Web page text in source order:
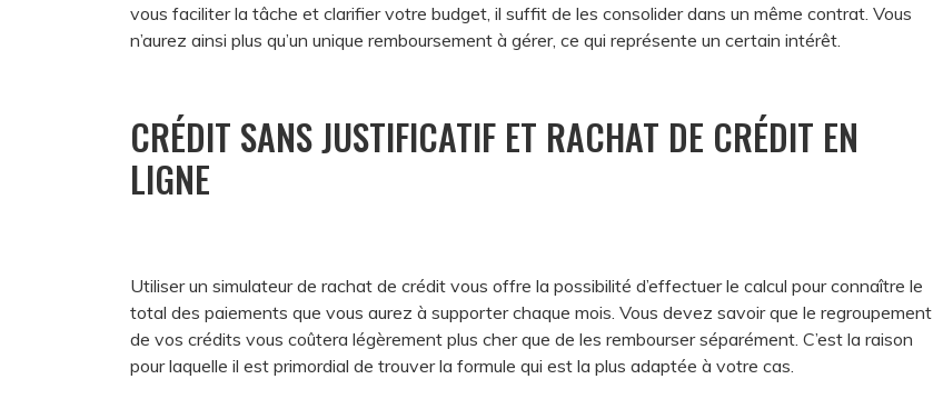
vous faciliter la tâche et clarifier votre budget, il suffit de les consolider dans un même contrat. Vous
n’aurez ainsi plus qu’un unique remboursement à gérer, ce qui représente un certain intérêt.
CRÉDIT SANS JUSTIFICATIF ET RACHAT DE CRÉDIT EN
LIGNE
Utiliser un simulateur de rachat de crédit vous offre la possibilité d’effectuer le calcul pour connaître le
total des paiements que vous aurez à supporter chaque mois. Vous devez savoir que le regroupement
de vos crédits vous coûtera légèrement plus cher que de les rembourser séparément. C’est la raison
pour laquelle il est primordial de trouver la formule qui est la plus adaptée à votre cas.